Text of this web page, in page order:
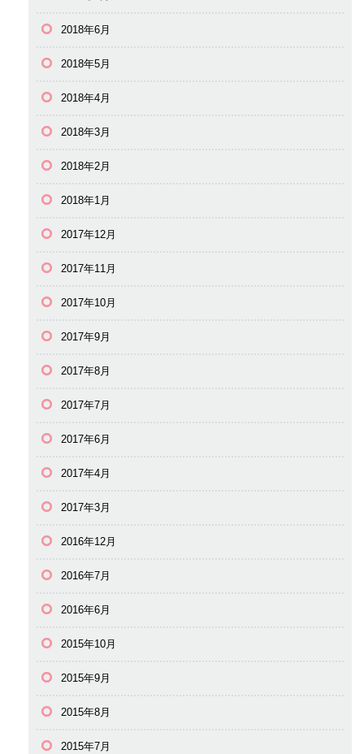
2018年6月
2018年5月
2018年4月
2018年3月
2018年2月
2018年1月
2017年12月
2017年11月
2017年10月
2017年9月
2017年8月
2017年7月
2017年6月
2017年4月
2017年3月
2016年12月
2016年7月
2016年6月
2015年10月
2015年9月
2015年8月
2015年7月